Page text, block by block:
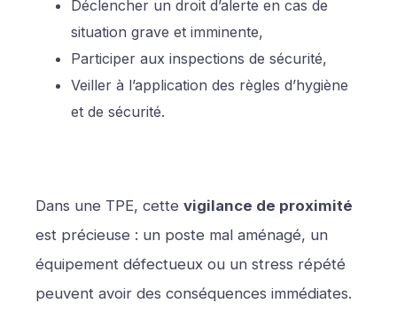
Déclencher un droit d’alerte en cas de
situation grave et imminente,
Participer aux inspections de sécurité,
Veiller à l’application des règles d’hygiène
et de sécurité.
Dans une TPE, cette vigilance de proximité
est précieuse : un poste mal aménagé, un
équipement défectueux ou un stress répété
peuvent avoir des conséquences immédiates.